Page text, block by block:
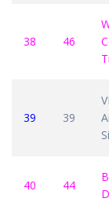
38 46
39 39
40 44